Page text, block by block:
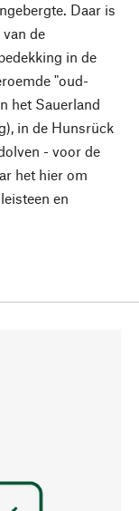
Daar is
de
in de
"oud-
het Sauerland
in de Hunsrück
- voor de
het hier om
en